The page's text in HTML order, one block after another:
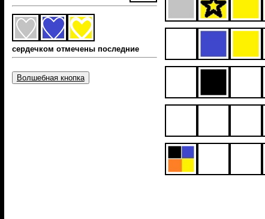
сердечком отмечены последние
Волшебная кнопка